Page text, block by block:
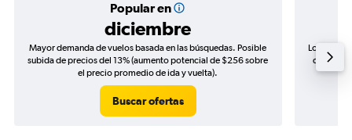
Popular en
diciembre
Mayor demanda de vuelos basada en las búsquedas. Posible
subida de precios del 13% (aumento potencial de $256 sobre
el precio promedio de ida y vuelta).
Buscar ofertas
Los
de